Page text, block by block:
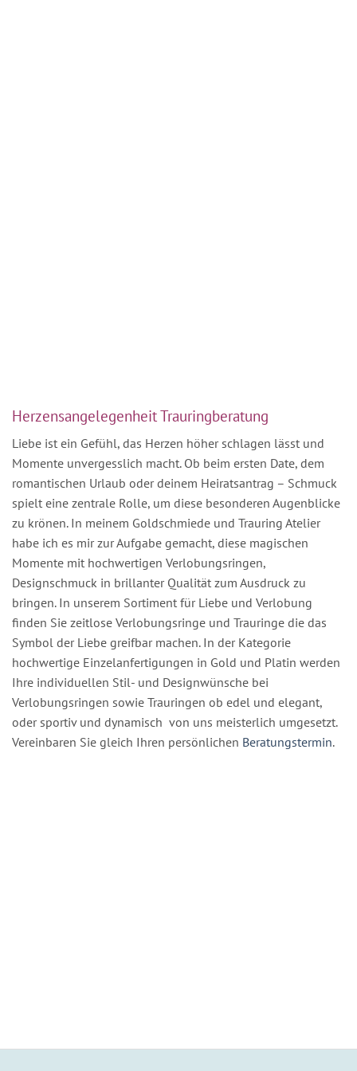
Herzensangelegenheit Trauringberatung
Liebe ist ein Gefühl, das Herzen höher schlagen lässt und
Momente unvergesslich macht. Ob beim ersten Date, dem
romantischen Urlaub oder deinem Heiratsantrag – Schmuck
spielt eine zentrale Rolle, um diese besonderen Augenblicke
zu krönen. In meinem Goldschmiede und Trauring Atelier
habe ich es mir zur Aufgabe gemacht, diese magischen
Momente mit hochwertigen Verlobungsringen,
Designschmuck in brillanter Qualität zum Ausdruck zu
bringen. In unserem Sortiment für Liebe und Verlobung
finden Sie zeitlose Verlobungsringe und Trauringe die das
Symbol der Liebe greifbar machen. In der Kategorie
hochwertige Einzelanfertigungen in Gold und Platin werden
Ihre individuellen Stil- und Designwünsche bei
Verlobungsringen sowie Trauringen ob edel und elegant,
oder sportiv und dynamisch von uns meisterlich umgesetzt.
Vereinbaren Sie gleich Ihren persönlichen Beratungstermin.